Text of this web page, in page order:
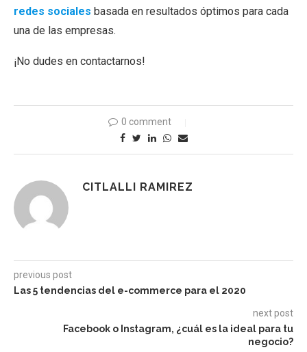
redes sociales basada en resultados óptimos para cada
una de las empresas.
¡No dudes en contactarnos!
0 comment
CITLALLI RAMIREZ
previous post
Las 5 tendencias del e-commerce para el 2020
next post
Facebook o Instagram, ¿cuál es la ideal para tu
negocio?